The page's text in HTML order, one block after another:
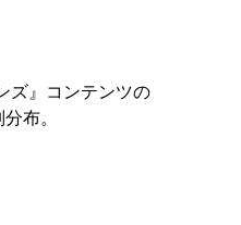
ズ』コンテンツの
布。